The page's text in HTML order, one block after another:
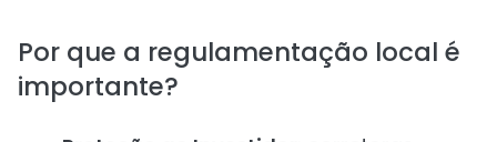
Por que a regulamentação local é
importante?